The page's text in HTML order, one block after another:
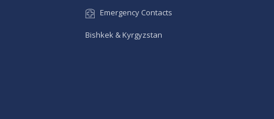
Emergency Contacts
Bishkek & Kyrgyzstan